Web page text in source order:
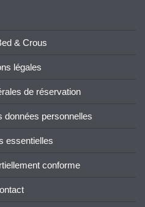
& Crous
légales
de réservation
données personnelles
essentielles
conforme